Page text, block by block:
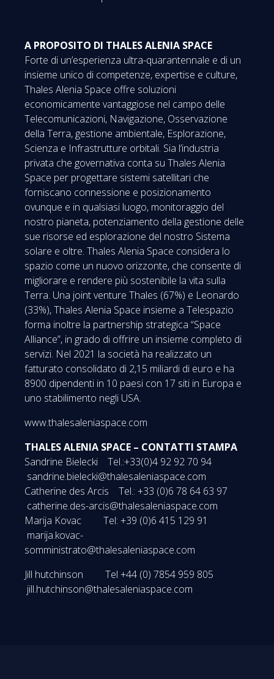
A PROPOSITO DI THALES ALENIA SPACE
Forte di un’esperienza ultra-quarantennale e di un
insieme unico di competenze, expertise e culture,
Thales Alenia Space offre soluzioni
economicamente vantaggiose nel campo delle
Telecomunicazioni, Navigazione, Osservazione
della Terra, gestione ambientale, Esplorazione,
Scienza e Infrastrutture orbitali. Sia l’industria
privata che governativa conta su Thales Alenia
Space per progettare sistemi satellitari che
forniscano connessione e posizionamento
ovunque e in qualsiasi luogo, monitoraggio del
nostro pianeta, potenziamento della gestione delle
sue risorse ed esplorazione del nostro Sistema
solare e oltre. Thales Alenia Space considera lo
spazio come un nuovo orizzonte, che consente di
migliorare e rendere più sostenibile la vita sulla
Terra. Una joint venture Thales (67%) e Leonardo
(33%), Thales Alenia Space insieme a Telespazio
forma inoltre la partnership strategica “Space
Alliance”, in grado di offrire un insieme completo di
servizi. Nel 2021 la società ha realizzato un
fatturato consolidato di 2,15 miliardi di euro e ha
8900 dipendenti in 10 paesi con 17 siti in Europa e
uno stabilimento negli USA.
www.thalesaleniaspace.com
THALES ALENIA SPACE – CONTATTI STAMPA
Sandrine Bielecki Tel.:+33(0)4 92 92 70 94
sandrine.bielecki@thalesaleniaspace.com
Catherine des Arcis Tel.: +33 (0)6 78 64 63 97
catherine.des-arcis@thalesaleniaspace.com
Marija Kovac Tel: +39 (0)6 415 129 91
marija.kovac-
somministrato@thalesaleniaspace.com
Jill hutchinson Tel +44 (0) 7854 959 805
jill.hutchinson@thalesaleniaspace.com